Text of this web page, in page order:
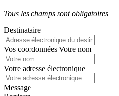
Tous les champs sont obligatoires
Destinataire
Vos coordonnées Votre nom
Votre adresse électronique
Message